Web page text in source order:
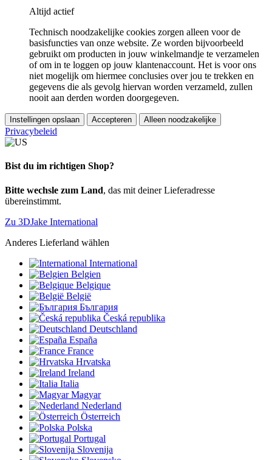
Altijd actief
Technisch noodzakelijke cookies zorgen alleen voor de
basisfuncties van onze website. Ze worden bijvoorbeeld
gebruikt om producten in jouw winkelmandje te verzamelen
of om in te loggen op jouw klantenaccount. Het is voor ons
niet mogelijk om hiermee conclusies over jou te trekken en
gegevens die als gevolg hiervan worden verzameld, zullen
nooit aan derden worden doorgegeven.
Instellingen opslaan Accepteren Alleen noodzakelijke
Privacybeleid
Bist du im richtigen Shop?
Bitte wechsle zum Land, das mit deiner Lieferadresse
übereinstimmt.
Zu 3DJake International
Anderes Lieferland wählen
International
Belgien
Belgique
België
България
Česká republika
Deutschland
España
France
Hrvatska
Ireland
Italia
Magyar
Nederland
Österreich
Polska
Portugal
Slovenija